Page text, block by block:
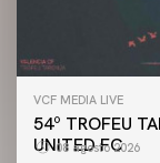
VCF MEDIA LIVE
54º TROFEU
UNITED FC
08 agosto 2026